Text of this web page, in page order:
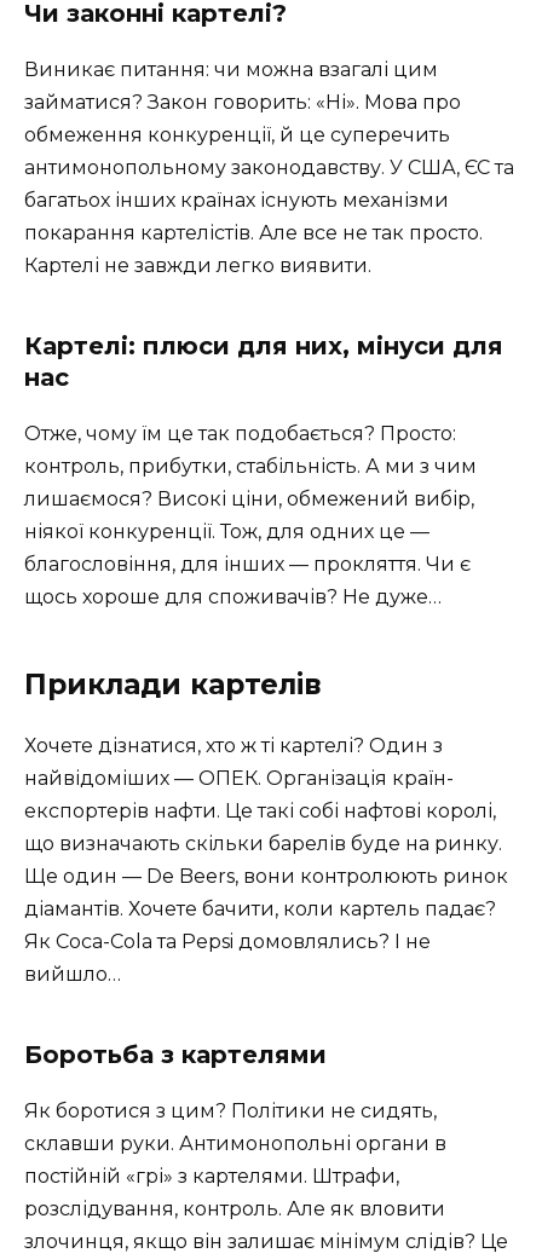
Чи законні картелі?
Виникає питання: чи можна взагалі цим
займатися? Закон говорить: «Ні». Мова про
обмеження конкуренції, й це суперечить
антимонопольному законодавству. У США, ЄС та
багатьох інших країнах існують механізми
покарання картелістів. Але все не так просто.
Картелі не завжди легко виявити.
Картелі: плюси для них, мінуси для
нас
Отже, чому їм це так подобається? Просто:
контроль, прибутки, стабільність. А ми з чим
лишаємося? Високі ціни, обмежений вибір,
ніякої конкуренції. Тож, для одних це —
благословіння, для інших — прокляття. Чи є
щось хороше для споживачів? Не дуже…
Приклади картелів
Хочете дізнатися, хто ж ті картелі? Один з
найвідоміших — ОПЕК. Організація країн-
експортерів нафти. Це такі собі нафтові королі,
що визначають скільки барелів буде на ринку.
Ще один — De Beers, вони контролюють ринок
діамантів. Хочете бачити, коли картель падає?
Як Coca-Cola та Pepsi домовлялись? І не
вийшло…
Боротьба з картелями
Як боротися з цим? Політики не сидять,
склавши руки. Антимонопольні органи в
постійній «грі» з картелями. Штрафи,
розслідування, контроль. Але як вловити
злочинця, якщо він залишає мінімум слідів? Це